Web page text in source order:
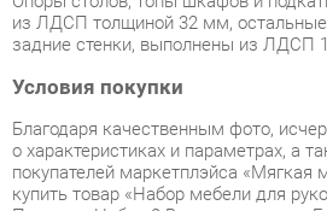
Благодаря качественным фото,
покупателей маркетплэйса «Мягкая
Премиум Набор 2 Венге» категории
производства Альтерна с доставкой из
цене со скидкой и гарантией от
труда.